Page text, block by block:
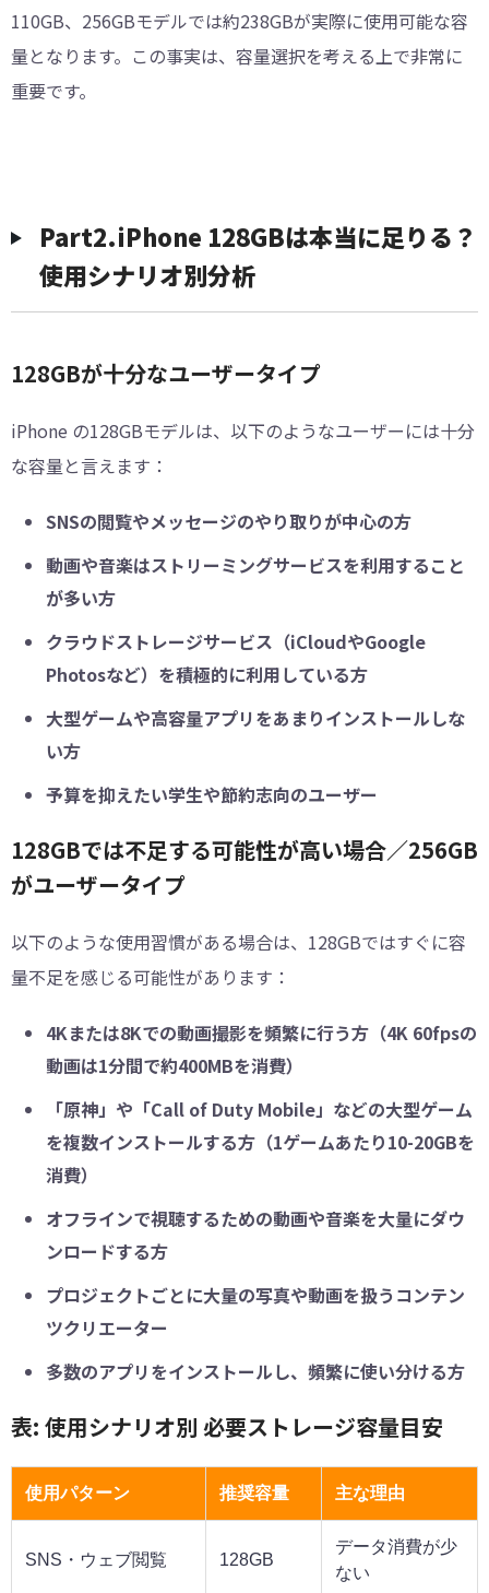
110GB、256GBモデルでは約238GBが実際に使用可能な容
量となります。この事実は、容量選択を考える上で非常に
重要です。
Part2.iPhone 128GBは本当に足りる？
使用シナリオ別分析
128GBが十分なユーザータイプ
iPhone の128GBモデルは、以下のようなユーザーには十分
な容量と言えます：
SNSの閲覧やメッセージのやり取りが中心の方
動画や音楽はストリーミングサービスを利用すること
が多い方
クラウドストレージサービス（iCloudやGoogle
Photosなど）を積極的に利用している方
大型ゲームや高容量アプリをあまりインストールしな
い方
予算を抑えたい学生や節約志向のユーザー
128GBでは不足する可能性が高い場合／256GB
がユーザータイプ
以下のような使用習慣がある場合は、128GBではすぐに容
量不足を感じる可能性があります：
4Kまたは8Kでの動画撮影を頻繁に行う方（4K 60fpsの
動画は1分間で約400MBを消費）
「原神」や「Call of Duty Mobile」などの大型ゲーム
を複数インストールする方（1ゲームあたり10-20GBを
消費）
オフラインで視聴するための動画や音楽を大量にダウ
ンロードする方
プロジェクトごとに大量の写真や動画を扱うコンテン
ツクリエーター
多数のアプリをインストールし、頻繁に使い分ける方
表: 使用シナリオ別 必要ストレージ容量目安
使用パターン 推奨容量 主な理由
SNS・ウェブ閲覧 128GB
データ消費が少
ない